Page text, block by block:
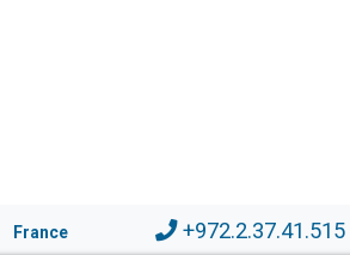
France +972.2.37.41.515